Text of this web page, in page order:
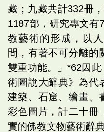
藏；九藏共計332冊
1187部，研究專文有
教藝術的形成，以
間，有著不可分離的
雙重功能。」*62因
術圖說大辭典》為代
建築、石窟、繪畫、
彩色圖片，計二十冊
實的佛教文物藝術辭